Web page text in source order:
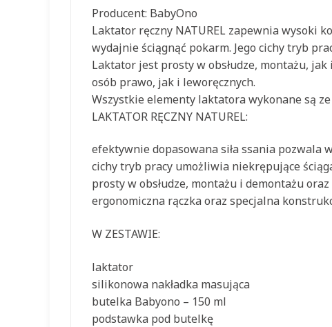
Producent: BabyOno
Laktator ręczny NATUREL zapewnia wysoki
wydajnie ściągnąć pokarm. Jego cichy tryb
Laktator jest prosty w obsłudze, montażu,
osób prawo, jak i leworęcznych.
Wszystkie elementy laktatora wykonane są
LAKTATOR RĘCZNY NATUREL:
efektywnie dopasowana siła ssania pozwala
cichy tryb pracy umożliwia niekrępujące
prosty w obsłudze, montażu i demontażu
ergonomiczna rączka oraz specjalna
W ZESTAWIE:
laktator
silikonowa nakładka masująca
butelka Babyono – 150 ml
podstawka pod butelkę